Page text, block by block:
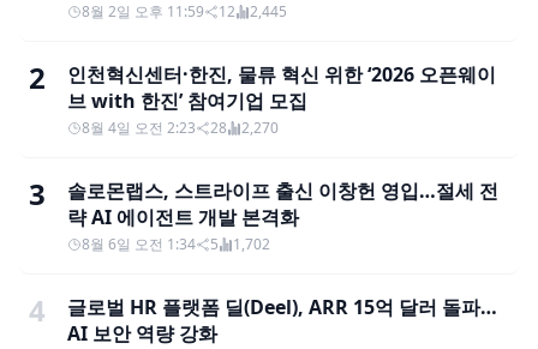
8월 2일 오후 11:59 12 2,445
2
인천혁신센터·한진, 물류 혁신 위한 ‘2026 오픈웨이
브 with 한진’ 참여기업 모집
8월 4일 오전 2:23 28 2,270
3
솔로몬랩스, 스트라이프 출신 이창헌 영입…절세 전
략 AI 에이전트 개발 본격화
8월 6일 오전 1:34 5 1,702
4
글로벌 HR 플랫폼 딜(Deel), ARR 15억 달러 돌파…
AI 보안 역량 강화